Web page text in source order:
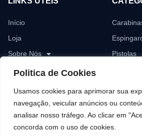
Politica de Cookies
Usamos cookies para aprimorar sua
navegação, veicular anúncios ou
analisar nosso tráfego. Ao clicar em
concorda com o uso de cookies.
Início
Loja
Sobre Nós
Blog
Pistolas
Munições
Pólvoras